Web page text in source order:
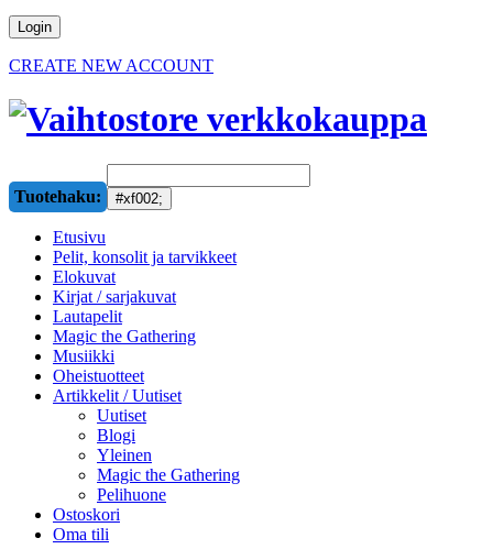
CREATE NEW ACCOUNT
Tuotehaku:
Etusivu
Pelit, konsolit ja tarvikkeet
Elokuvat
Kirjat / sarjakuvat
Lautapelit
Magic the Gathering
Musiikki
Oheistuotteet
Artikkelit / Uutiset
Uutiset
Blogi
Yleinen
Magic the Gathering
Pelihuone
Ostoskori
Oma tili